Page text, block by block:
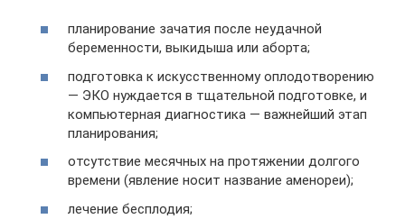
планирование зачатия после неудачной
беременности, выкидыша или аборта;
подготовка к искусственному оплодотворению
— ЭКО нуждается в тщательной подготовке, и
компьютерная диагностика — важнейший этап
планирования;
отсутствие месячных на протяжении долгого
времени (явление носит название аменореи);
лечение бесплодия;